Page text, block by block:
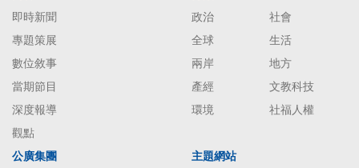
即時新聞
專題策展
數位敘事
當期節目
深度報導
觀點
政治
社會
全球
生活
兩岸
地方
產經
文教科技
環境
社福人權
公廣集團 主題網站